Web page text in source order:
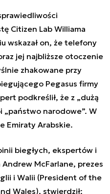
Citizen Lab Williama
wskazał on, że telefony
jej najbliższe otoczenie
zhakowane przy
Pegasus firmy
podkreślił, że z „dużą
„państwo narodowe”. W
Emiraty Arabskie.
biegłych, ekspertów i
McFarlane, prezes
i Walii (President of the
Wales), stwierdził: